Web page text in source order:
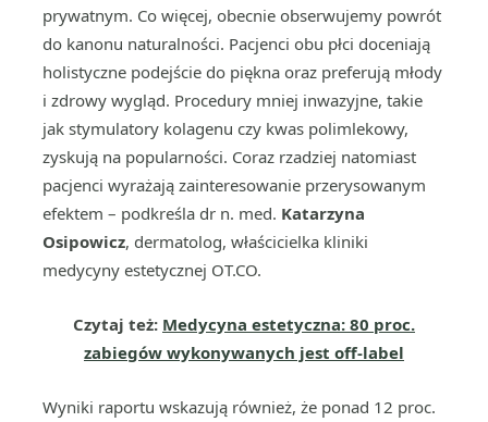
prywatnym. Co więcej, obecnie obserwujemy powrót
do kanonu naturalności. Pacjenci obu płci doceniają
holistyczne podejście do piękna oraz preferują młody
i zdrowy wygląd. Procedury mniej inwazyjne, takie
jak stymulatory kolagenu czy kwas polimlekowy,
zyskują na popularności. Coraz rzadziej natomiast
pacjenci wyrażają zainteresowanie przerysowanym
efektem – podkreśla dr n. med. Katarzyna
Osipowicz, dermatolog, właścicielka kliniki
medycyny estetycznej OT.CO.
Czytaj też: Medycyna estetyczna: 80 proc.
zabiegów wykonywanych jest off-label
Wyniki raportu wskazują również, że ponad 12 proc.